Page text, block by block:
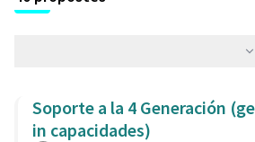
Soporte a la 4 Generación (gente mayor con
in capacidades)